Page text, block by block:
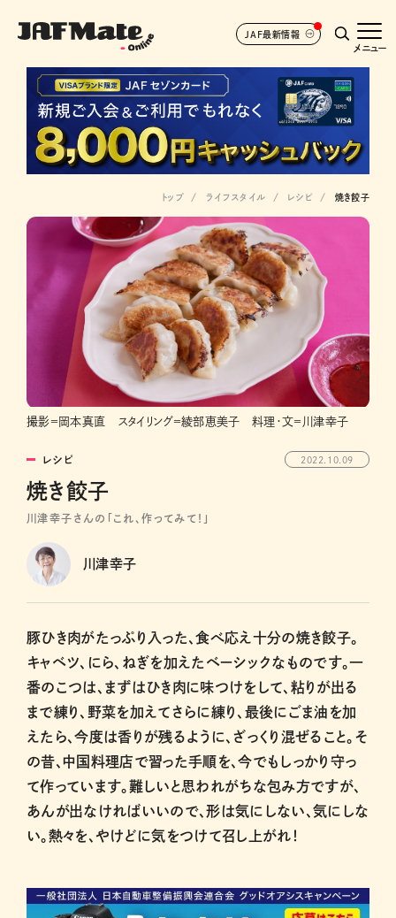
JAF最新情報
メニュー
トップ ライフスタイル レシピ 焼き餃子
撮影＝岡本真直 スタイリング＝綾部恵美子 料理・文＝川津幸子
レシピ 2022.10.09
焼き餃子
川津幸子さんの「これ、作ってみて！」
川津幸子
豚ひき肉がたっぷり入った、食べ応え十分の焼き餃子。
キャベツ、にら、ねぎを加えたベーシックなものです。一
番のこつは、まずはひき肉に味つけをして、粘りが出る
まで練り、野菜を加えてさらに練り、最後にごま油を加
えたら、今度は香りが残るように、ざっくり混ぜること。そ
の昔、中国料理店で習った手順を、今でもしっかり守っ
て作っています。難しいと思われがちな包み方ですが、
あんが出なければいいので、形は気にしない、気にしな
い。熱々を、やけどに気をつけて召し上がれ！